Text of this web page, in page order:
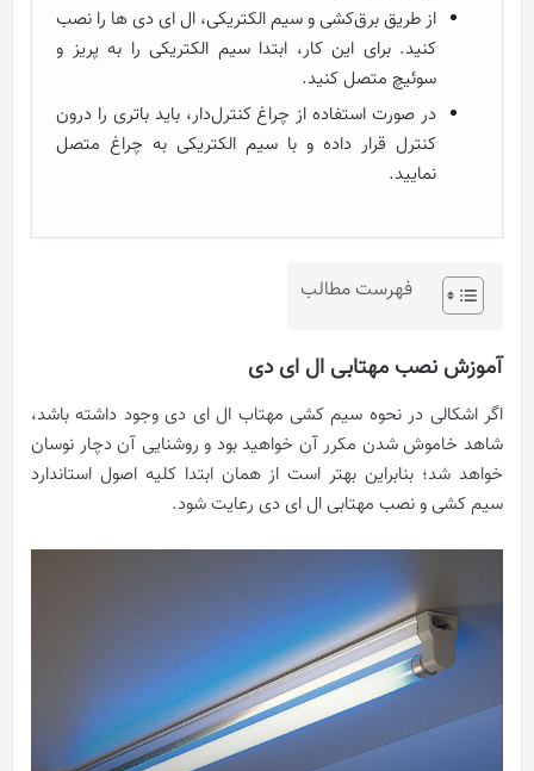
از طریق برق‌کشی و سیم الکتریکی، ال ای دی ها را نصب
کنید. برای این کار، ابتدا سیم الکتریکی را به پریز و
سوئیچ متصل کنید.
در صورت استفاده از چراغ کنترل‌دار، باید باتری را درون
کنترل قرار داده و با سیم الکتریکی به چراغ متصل
نمایید.
فهرست مطالب
آموزش نصب مهتابی ال ای دی
اگر اشکالی در نحوه سیم کشی مهتاب ال ای دی وجود داشته باشد،
شاهد خاموش شدن مکرر آن خواهید بود و روشنایی آن دچار نوسان
خواهد شد؛ بنابراین بهتر است از همان ابتدا کلیه اصول استاندارد
سیم کشی و نصب مهتابی ال ای دی رعایت شود.